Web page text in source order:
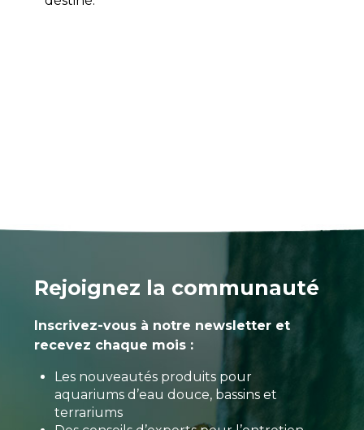
Rejoignez la communauté
Inscrivez-vous à notre newsletter et
recevez chaque mois :
Les nouveautés produits pour
aquariums d’eau douce, bassins et
terrariums